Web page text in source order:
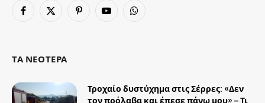
Facebook
X
PinterestYouTubeWhatsApp
ΤΑ ΝΕΟΤΕΡΑ
Τροχαίο δυστύχημα στις Σέρρες: «Δεν
τον πρόλαβα και έπεσε πάνω μου» – Τι